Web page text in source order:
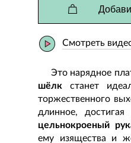
Смотреть
Это нарядное
шёлк станет
торжественного
длинное,
цельнокроеный
ему изящества и